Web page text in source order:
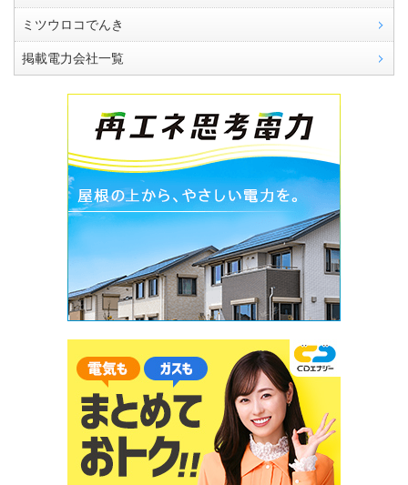
ミツウロコでんき
掲載電力会社一覧